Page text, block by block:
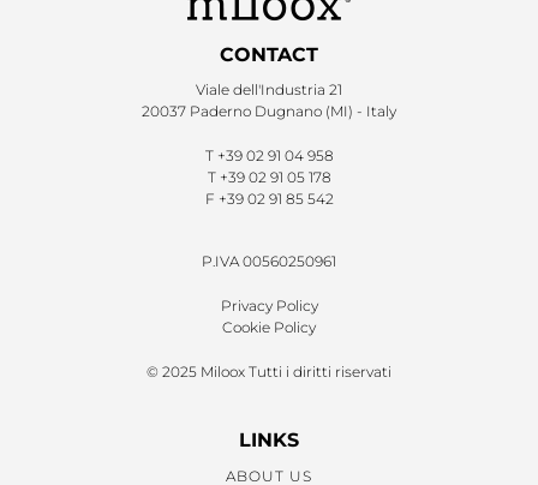
CONTACT
Viale dell'Industria 21
20037 Paderno Dugnano (MI) - Italy
T +39 02 91 04 958
T +39 02 91 05 178
F +39 02 91 85 542
P.IVA 00560250961
Privacy Policy
Cookie Policy
© 2025 Miloox Tutti i diritti riservati
LINKS
ABOUT US